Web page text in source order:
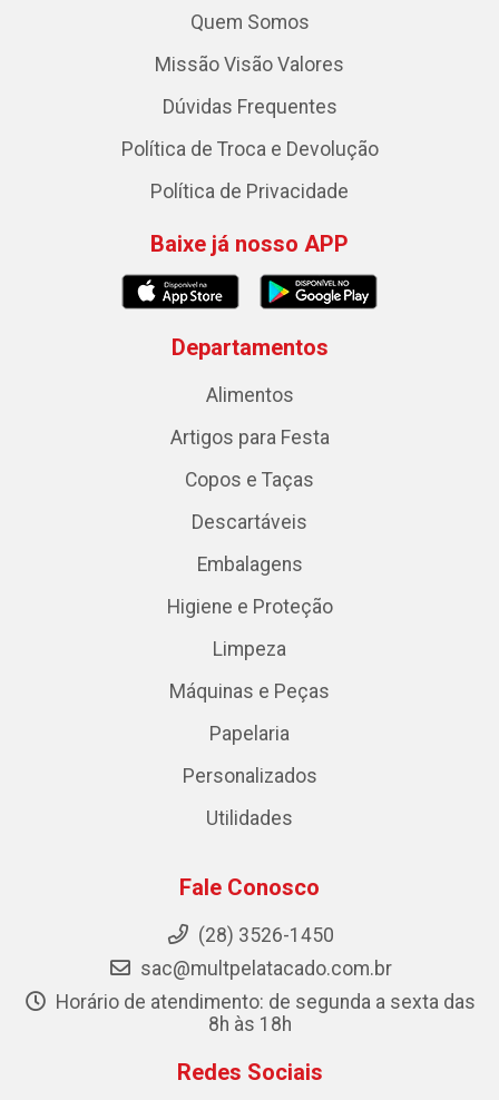
Quem Somos
Missão Visão Valores
Dúvidas Frequentes
Política de Troca e Devolução
Política de Privacidade
Baixe já nosso APP
Departamentos
Alimentos
Artigos para Festa
Copos e Taças
Descartáveis
Embalagens
Higiene e Proteção
Limpeza
Máquinas e Peças
Papelaria
Personalizados
Utilidades
Fale Conosco
(28) 3526-1450
sac@multpelatacado.com.br
Horário de atendimento: de segunda a sexta das
8h às 18h
Redes Sociais